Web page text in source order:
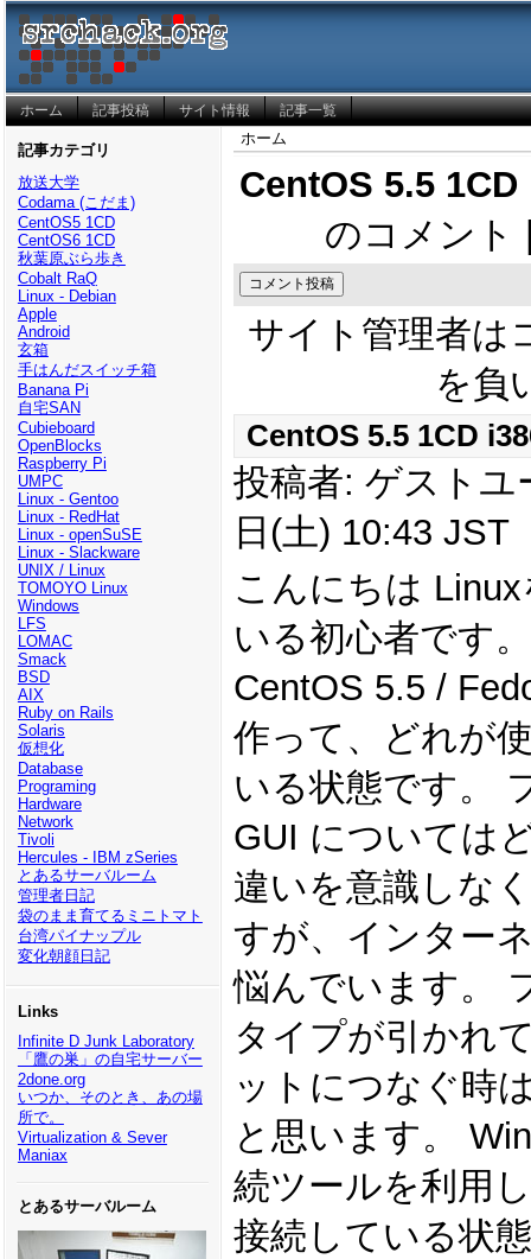
ホーム 記事投稿 サイト情報 記事一覧
記事カテゴリ
放送大学
Codama (こだま)
CentOS5 1CD
CentOS6 1CD
秋葉原ぶら歩き
Cobalt RaQ
Linux - Debian
Apple
Android
玄箱
手はんだスイッチ箱
Banana Pi
自宅SAN
Cubieboard
OpenBlocks
Raspberry Pi
UMPC
Linux - Gentoo
Linux - RedHat
Linux - openSuSE
Linux - Slackware
UNIX / Linux
TOMOYO Linux
Windows
LFS
LOMAC
Smack
BSD
AIX
Ruby on Rails
Solaris
仮想化
Database
Programing
Hardware
Network
Tivoli
Hercules - IBM zSeries
とあるサーバルーム
管理者日記
袋のまま育てるミニトマト
台湾パイナップル
変化朝顔日記
Links
Infinite D Junk Laboratory
「鷹の巣」の自宅サーバー
2done.org
いつか、そのとき、あの場
所で。
Virtualization & Sever
Maniax
とあるサーバルーム
ホーム
CentOS 5.5
のコメン
サイト管理者は
を負
CentOS 5.5 1CD
投稿者: ゲストユ
日(土) 10:43 JST
こんにちは
いる初心者です
CentOS 5.5 /
作って、どれが
いる状態です。
GUI については
違いを意識しな
すが、インター
悩んでいます。
タイプが引かれ
ットにつなぐ時
と思います。
続ツールを利用
接続している状